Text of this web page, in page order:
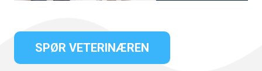
SPØR VETERINÆREN